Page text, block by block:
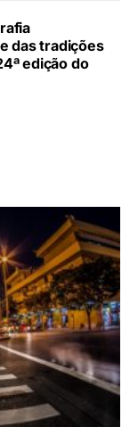
das tradições
edição do